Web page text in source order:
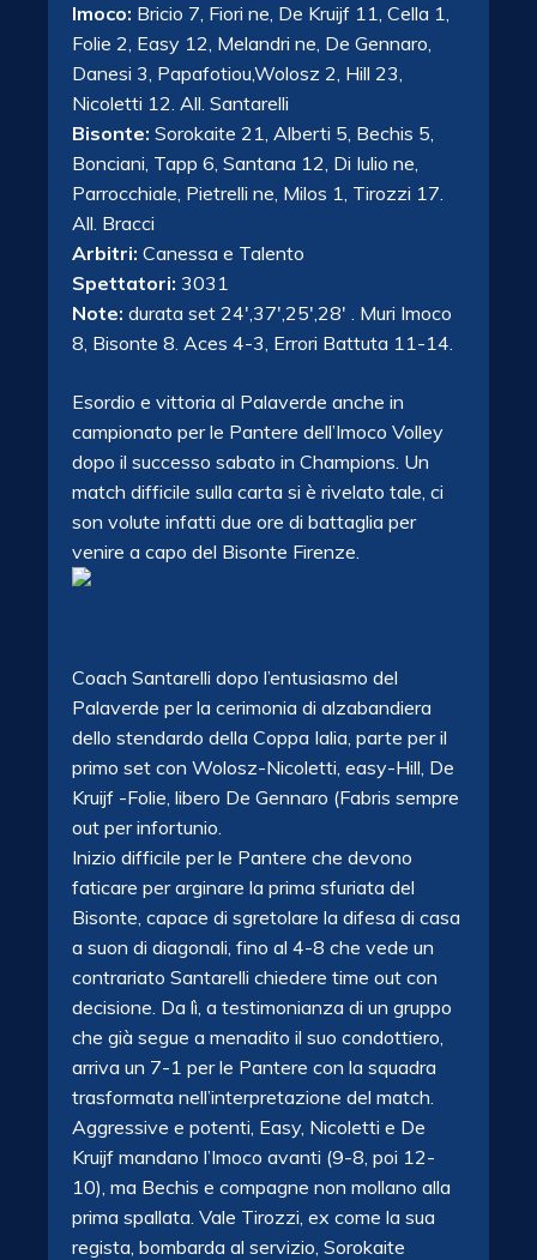
Imoco: Bricio 7, Fiori ne, De Kruijf 11, Cella 1,
Folie 2, Easy 12, Melandri ne, De Gennaro,
Danesi 3, Papafotiou,Wolosz 2, Hill 23,
Nicoletti 12. All. Santarelli
Bisonte: Sorokaite 21, Alberti 5, Bechis 5,
Bonciani, Tapp 6, Santana 12, Di Iulio ne,
Parrocchiale, Pietrelli ne, Milos 1, Tirozzi 17.
All. Bracci
Arbitri: Canessa e Talento
Spettatori: 3031
Note: durata set 24′,37′,25′,28′ . Muri Imoco
8, Bisonte 8. Aces 4-3, Errori Battuta 11-14.
Esordio e vittoria al Palaverde anche in
campionato per le Pantere dell’Imoco Volley
dopo il successo sabato in Champions. Un
match difficile sulla carta si è rivelato tale, ci
son volute infatti due ore di battaglia per
venire a capo del Bisonte Firenze.
Coach Santarelli dopo l’entusiasmo del
Palaverde per la cerimonia di alzabandiera
dello stendardo della Coppa Ialia, parte per il
primo set con Wolosz-Nicoletti, easy-Hill, De
Kruijf -Folie, libero De Gennaro (Fabris sempre
out per infortunio.
Inizio difficile per le Pantere che devono
faticare per arginare la prima sfuriata del
Bisonte, capace di sgretolare la difesa di casa
a suon di diagonali, fino al 4-8 che vede un
contrariato Santarelli chiedere time out con
decisione. Da lì, a testimonianza di un gruppo
che già segue a menadito il suo condottiero,
arriva un 7-1 per le Pantere con la squadra
trasformata nell’interpretazione del match.
Aggressive e potenti, Easy, Nicoletti e De
Kruijf mandano l’Imoco avanti (9-8, poi 12-
10), ma Bechis e compagne non mollano alla
prima spallata. Vale Tirozzi, ex come la sua
regista, bombarda al servizio, Sorokaite